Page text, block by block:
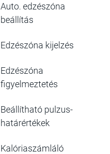
Auto. edzészóna
beállítás
Edzészóna kijelzés
Edzészóna
figyelmeztetés
Beállítható pulzus-
határértékek
Kalóriaszámláló